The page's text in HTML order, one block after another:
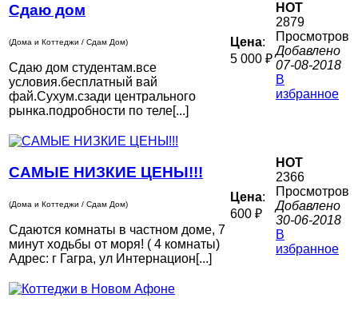
Сдаю дом
(Дома и Коттеджи / Сдам Дом)
Сдаю дом студентам.все
условия.бесплатный вай
фай.Сухум.сзади центрального
рынка.подробности по теле[...]
Цена:
5 000 ₽
HOT
2879
Просмотров
Добавлено
07-08-2018
В
избранное
САМЫЕ НИЗКИЕ ЦЕНЫ!!!
(Дома и Коттеджи / Сдам Дом)
Сдаются комнаты в частном доме, 7
минут ходьбы от моря! ( 4 комнаты)
Адрес: г Гагра, ул Интернацион[...]
Цена:
600 ₽
HOT
2366
Просмотров
Добавлено
30-06-2018
В
избранное